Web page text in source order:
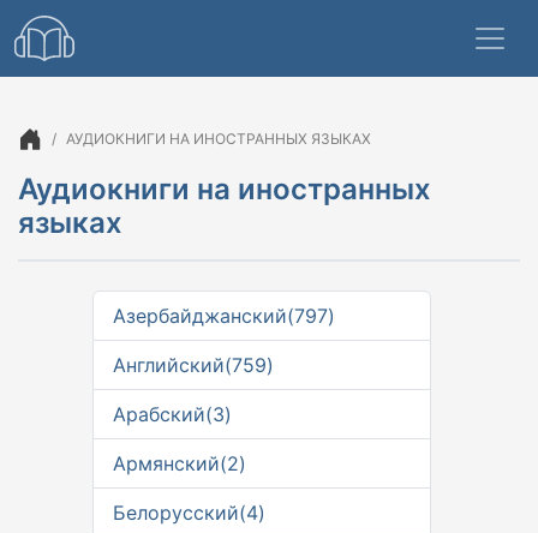
АУДИОКНИГИ НА ИНОСТРАННЫХ ЯЗЫКАХ
Аудиокниги на иностранных
языках
Азербайджанский(797)
Английский(759)
Арабский(3)
Армянский(2)
Белорусский(4)